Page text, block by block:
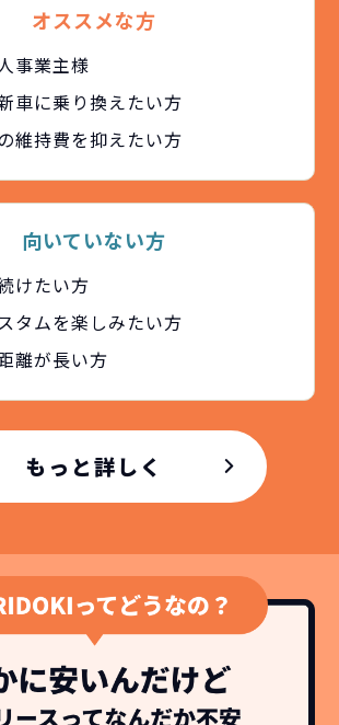
安くご契約いただけます！
低価格！憧れのクルマが手軽に乗れ
ます！
安さの秘密
期間だから安心！
ら短期リースでも安いんです！常
故障の心配がありませんし、急なラ
ルの変化にも対応が可能です。
リスクが非常に低い
々定額料金で安心
ら頭金・ボーナス払い・諸経費・税
要！ 月々「定額料金」をお支払い
だけでご利用いただけます。
オススメな方
事業主様
車に乗り換えたい方
維持費を抑えたい方
向いていない方
けたい方
タムを楽しみたい方
離が⻑い方
もっと詳しく